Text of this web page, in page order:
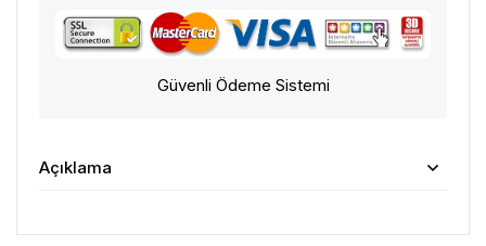
Güvenli Ödeme Sistemi
Açıklama